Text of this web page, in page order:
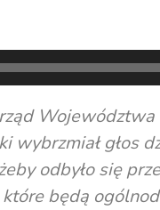
głos
odbyło się
będą